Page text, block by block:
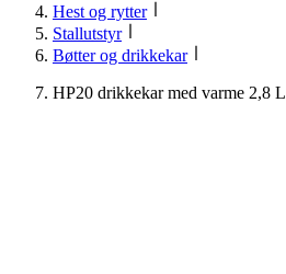
Hest og rytter
Stallutstyr
Bøtter og drikkekar
HP20 drikkekar med varme 2,8 L